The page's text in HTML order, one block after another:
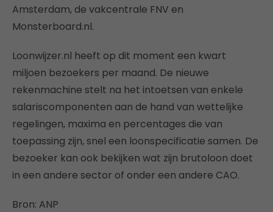
Amsterdam, de vakcentrale FNV en
Monsterboard.nl.
Loonwijzer.nl heeft op dit moment een kwart
miljoen bezoekers per maand. De nieuwe
rekenmachine stelt na het intoetsen van enkele
salariscomponenten aan de hand van wettelijke
regelingen, maxima en percentages die van
toepassing zijn, snel een loonspecificatie samen. De
bezoeker kan ook bekijken wat zijn brutoloon doet
in een andere sector of onder een andere CAO.
Bron: ANP